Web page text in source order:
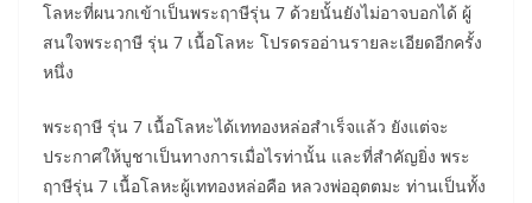
โลหะที่ผนวกเข้าเป็นพระฤาษีรุ่น 7 ด้วยนั้นยังไม่อาจบอกได้ ผู้
สนใจพระฤาษี รุ่น 7 เนื้อโลหะ โปรดรออ่านรายละเอียดอีกครั้ง
หนึ่ง
พระฤาษี รุ่น 7 เนื้อโลหะได้เททองหล่อสำเร็จแล้ว ยังแต่จะ
ประกาศให้บูชาเป็นทางการเมื่อไรท่านั้น และที่สำคัญยิ่ง พระ
ฤาษีรุ่น 7 เนื้อโลหะผู้เททองหล่อคือ หลวงพ่ออุตตมะ ท่านเป็นทั้ง